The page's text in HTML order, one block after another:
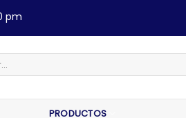
pm
PRODUCTOS